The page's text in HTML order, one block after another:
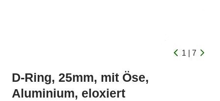
1 | 7
D-Ring, 25mm, mit Öse,
Aluminium, eloxiert